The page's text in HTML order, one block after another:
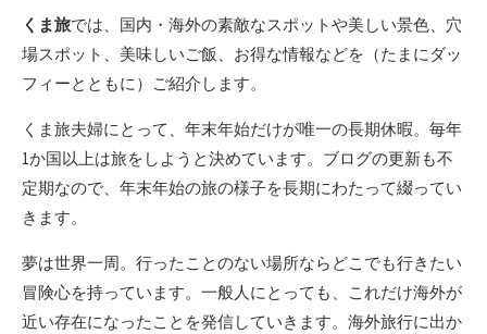
くま旅では、国内・海外の素敵なスポットや美しい景色、穴
場スポット、美味しいご飯、お得な情報などを（たまにダッ
フィーとともに）ご紹介します。
くま旅夫婦にとって、年末年始だけが唯一の長期休暇。毎年
1か国以上は旅をしようと決めています。ブログの更新も不
定期なので、年末年始の旅の様子を長期にわたって綴ってい
きます。
夢は世界一周。行ったことのない場所ならどこでも行きたい
冒険心を持っています。一般人にとっても、これだけ海外が
近い存在になったことを発信していきます。海外旅行に出か